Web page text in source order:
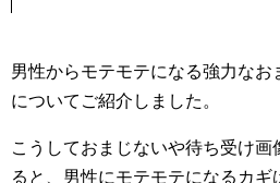
男性からモテモテになる強力なお
についてご紹介しました。
こうしておまじないや待ち受け
ると、男性にモテモテになるカギ